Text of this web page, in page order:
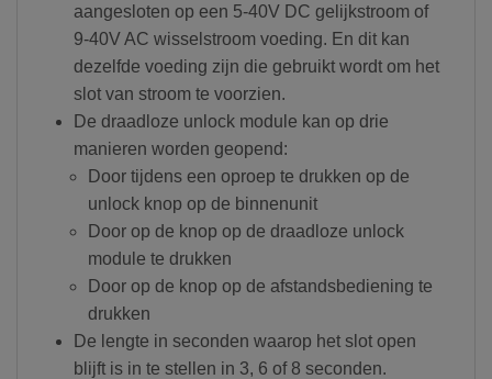
aangesloten op een 5-40V DC gelijkstroom of
9-40V AC wisselstroom voeding. En dit kan
dezelfde voeding zijn die gebruikt wordt om het
slot van stroom te voorzien.
De draadloze unlock module kan op drie
manieren worden geopend:
Door tijdens een oproep te drukken op de
unlock knop op de binnenunit
Door op de knop op de draadloze unlock
module te drukken
Door op de knop op de afstandsbediening te
drukken
De lengte in seconden waarop het slot open
blijft is in te stellen in 3, 6 of 8 seconden.